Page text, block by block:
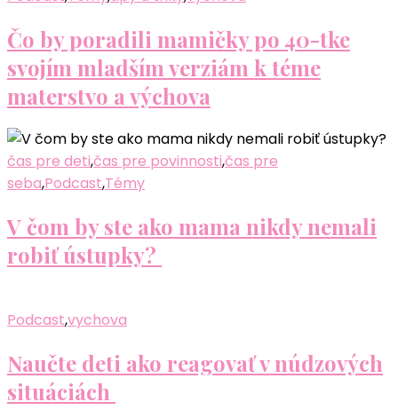
Čo by poradili mamičky po 40-tke
svojím mladším verziám k téme
materstvo a výchova
čas pre deti,čas pre povinnosti,čas pre
seba,Podcast,Témy
V čom by ste ako mama nikdy nemali
robiť ústupky?
Podcast,vychova
Naučte deti ako reagovať v núdzových
situáciách